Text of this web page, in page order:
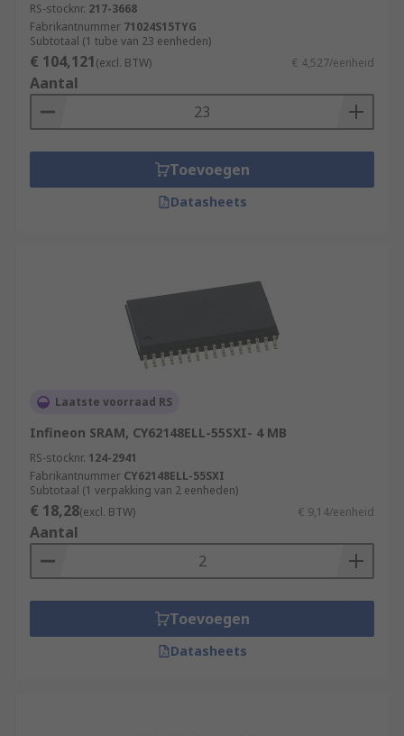
RS-stocknr. 217-3668
Fabrikantnummer 71024S15TYG
Subtotaal (1 tube van 23 eenheden)
€ 104,121(excl. BTW) € 4,527/eenheid
Aantal
Toevoegen
Datasheets
Laatste voorraad RS
Infineon SRAM, CY62148ELL-55SXI- 4 MB
RS-stocknr. 124-2941
Fabrikantnummer CY62148ELL-55SXI
Subtotaal (1 verpakking van 2 eenheden)
€ 18,28(excl. BTW) € 9,14/eenheid
Aantal
Toevoegen
Datasheets